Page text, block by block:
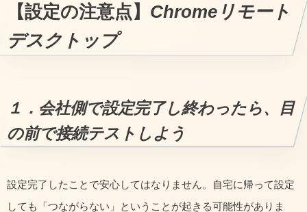
【設定の注意点】 Chromeリモート
デスクトップ
１．会社側で設定完了し終わったら、目
の前で接続テストしよう
設定完了したことで安心してはなりません。自宅に帰って設定
しても「つながらない」ということが起きる可能性がありま